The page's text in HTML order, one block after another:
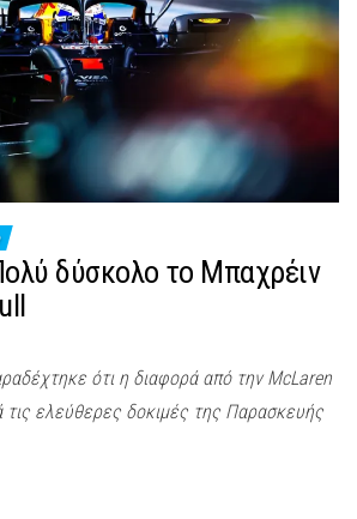
δύσκολο το Μπαχρέιν
ότι η διαφορά από την McLaren
τις ελεύθερες δοκιμές της Παρασκευής